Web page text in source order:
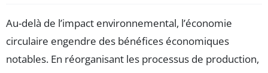
Au-delà de l’impact environnemental, l’économie
circulaire engendre des bénéfices économiques
notables. En réorganisant les processus de production,